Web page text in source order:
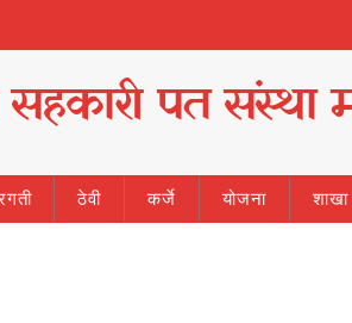
पत संस्था
ठेवी कर्जे योजना शाखा